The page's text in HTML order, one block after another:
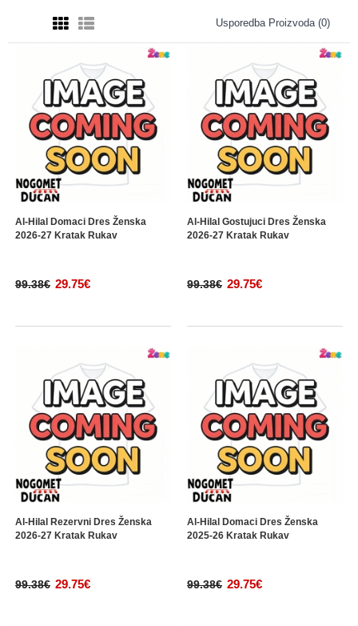
Usporedba Proizvoda (0)
Al-Hilal Domaci Dres Ženska
2026-27 Kratak Rukav
99.38€ 29.75€
Al-Hilal Gostujuci Dres Ženska
2026-27 Kratak Rukav
99.38€ 29.75€
Al-Hilal Rezervni Dres Ženska
2026-27 Kratak Rukav
99.38€ 29.75€
Al-Hilal Domaci Dres Ženska
2025-26 Kratak Rukav
99.38€ 29.75€